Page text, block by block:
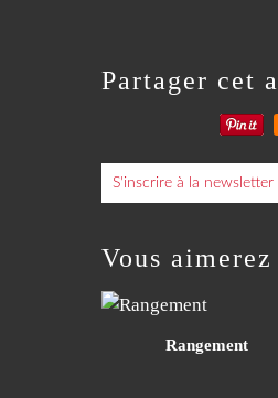
Partager cet
S'inscrire à la newsletter
Vous
Rangement